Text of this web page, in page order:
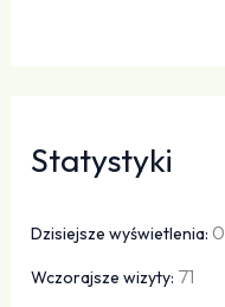
Statystyki
Dzisiejsze wyświetlenia: 0
Wczorajsze wizyty: 71